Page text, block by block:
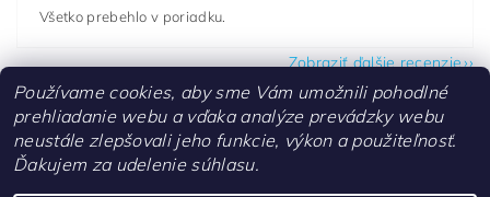
Všetko prebehlo v poriadku.
Zobraziť ďalšie recenzie
Kontakty
Používame cookies, aby sme Vám umožnili pohodlné
prehliadanie webu a vďaka analýze prevádzky webu
neustále zlepšovali jeho funkcie, výkon a použiteľnosť.
Ďakujem za udelenie súhlasu.